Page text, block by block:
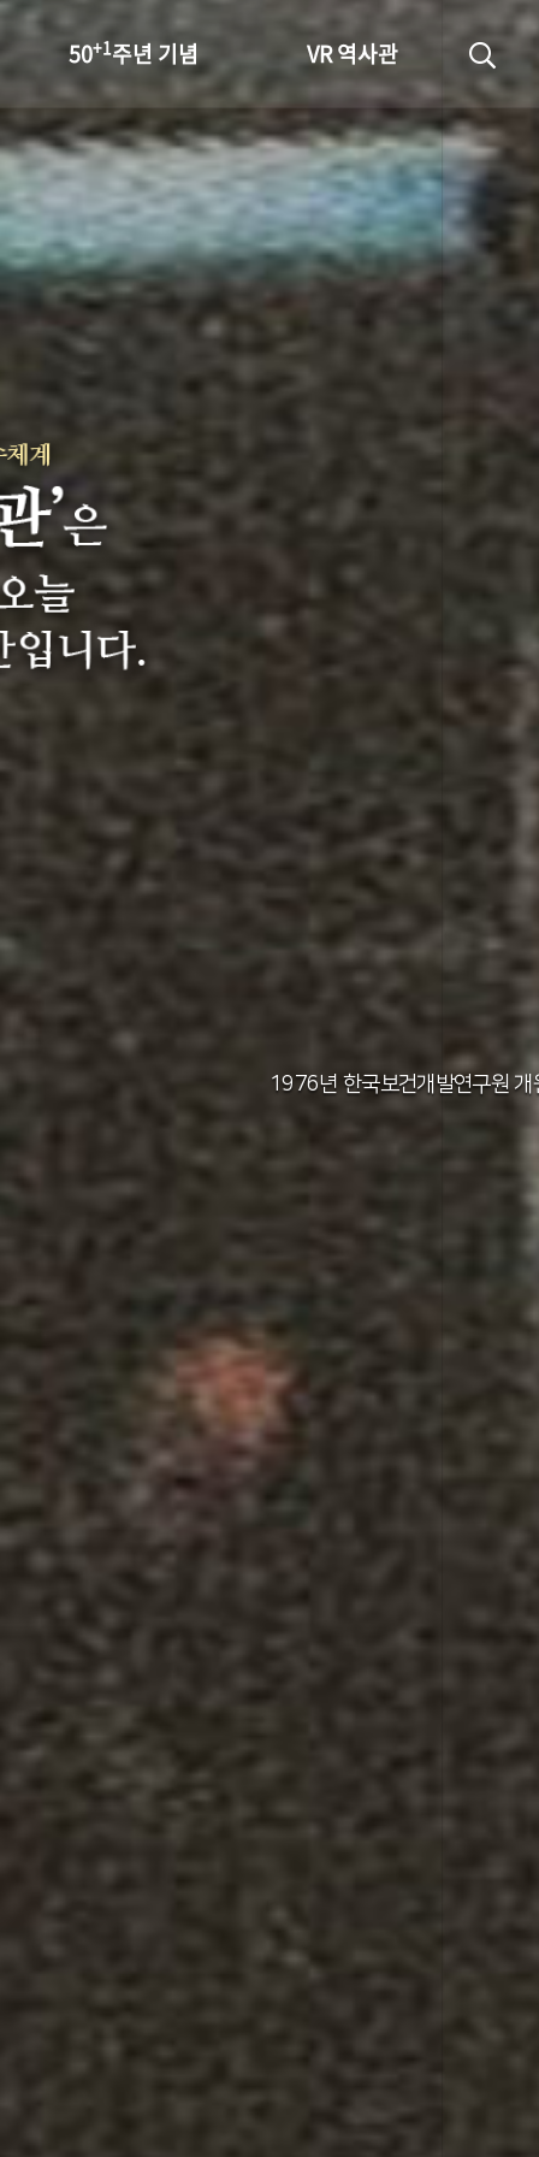
50+1주년 기념
성과 50선
숫자로 보는 50년
50
주년 광장
세계와 함께 한 KIHASA
VR 역사관
1971년 가족계획연구원
1976년 한국보건개발연구원 개
1982년 한국인구보건연구원 신청사 준
2012년 한국보건사회연구원 서울 청사
2011년 한국보건사회연구원 설립 40주년
2014년 한국보건사회연구원 세종 청사